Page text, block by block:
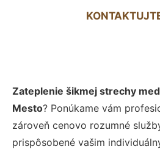
Zateplenie šikmej strechy
Mesto? Ponúkame vám
zároveň cenovo rozumné
prispôsobené vašim